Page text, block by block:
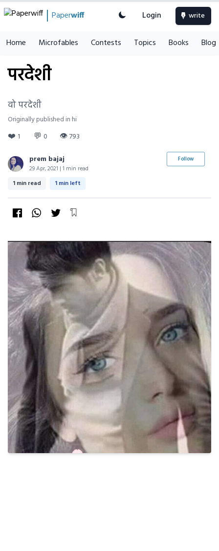
Paperwiff Login write
Home Microfables Contests Topics Books Blog
परदेशी
वो परदेशी
Originally published in hi
❤️ 1 💬 0 👁793
prem bajaj
29 Apr, 2021 | 1 min read
Follow
1 min read 1 min left